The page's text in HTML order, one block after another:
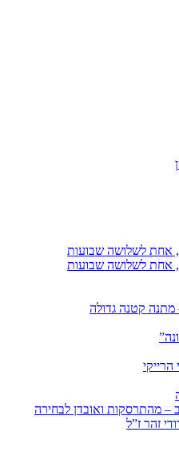
אחת לשלושה שבועות
אחת לשלושה שבועות
– מהתרסקות ואובדן לבחירה
זהר ז”ל